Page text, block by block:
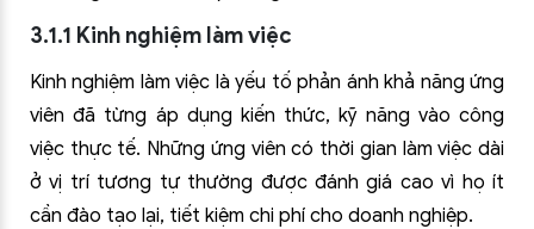
3.1.1 Kinh nghiệm làm việc
Kinh nghiệm làm việc là yếu tố phản ánh khả năng ứng
viên đã từng áp dụng kiến thức, kỹ năng vào công
việc thực tế. Những ứng viên có thời gian làm việc dài
ở vị trí tương tự thường được đánh giá cao vì họ ít
cần đào tạo lại, tiết kiệm chi phí cho doanh nghiệp.